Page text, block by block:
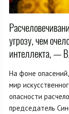
угрозу, чем
интеллекта, —
На фоне
мир
опасности
председатель